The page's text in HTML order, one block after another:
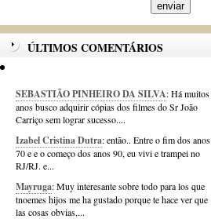
ÚLTIMOS COMENTÁRIOS
SEBASTIÃO PINHEIRO DA SILVA: Há muitos
anos busco adquirir cópias dos filmes do Sr João
Carriço sem lograr sucesso....
Izabel Cristina Dutra: então.. Entre o fim dos anos
70 e e o começo dos anos 90, eu vivi e trampei no
RJ/RJ. e...
Mayruga: Muy interesante sobre todo para los que
tnoemes hijos me ha gustado porque te hace ver que
las cosas obvias,...